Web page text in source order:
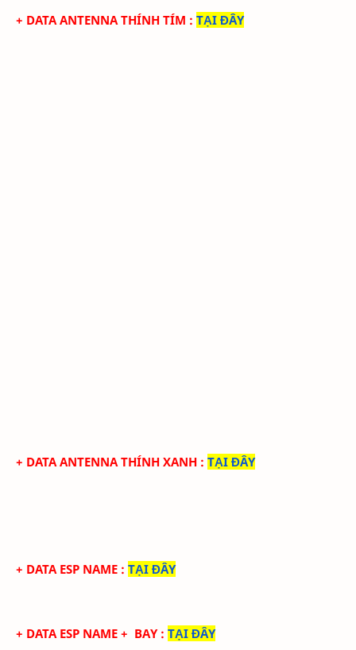
+ DATA ANTENNA THÍNH TÍM : TẠI ĐÂY
+ DATA ANTENNA THÍNH XANH : TẠI ĐÂY
+ DATA ESP NAME : TẠI ĐÂY
+ DATA ESP NAME + BAY : TẠI ĐÂY